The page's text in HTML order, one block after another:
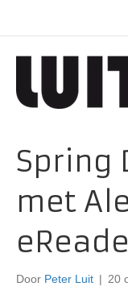
Spring
met
Door Peter Luit | 20